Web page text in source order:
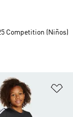
de deseos
Competition (Niños)